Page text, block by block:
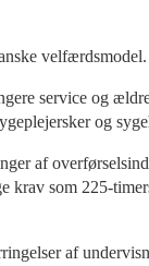
service og
og
af
som 225-
af